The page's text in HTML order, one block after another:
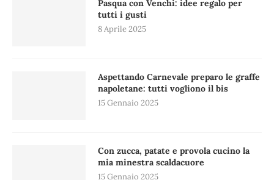
Pasqua con Venchi: idee regalo per
tutti i gusti
8 Aprile 2025
Aspettando Carnevale preparo le graffe
napoletane: tutti vogliono il bis
15 Gennaio 2025
Con zucca, patate e provola cucino la
mia minestra scaldacuore
15 Gennaio 2025